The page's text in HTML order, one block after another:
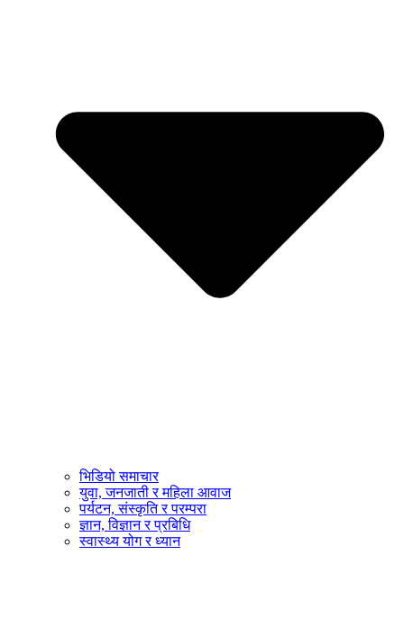
भिडियो समाचार
युवा, जनजाती र महिला आवाज
पर्यटन, संस्कृति र परम्परा
ज्ञान, विज्ञान र प्रबिधि
स्वास्थ्य योग र ध्यान